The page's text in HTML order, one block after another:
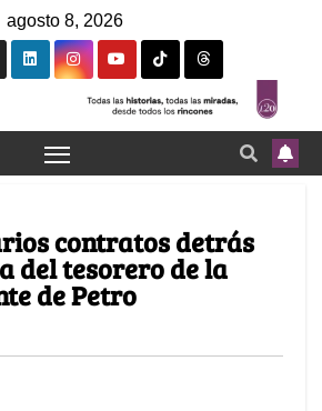
agosto 8, 2026
contratos detrás
del tesorero de la
de Petro